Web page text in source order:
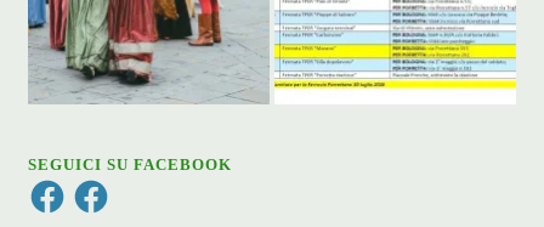
SEGUICI SU FACEBOOK
FacebookFacebook